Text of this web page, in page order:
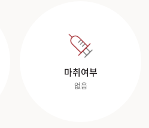
마취여부
없음